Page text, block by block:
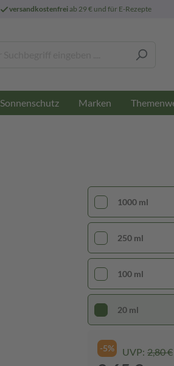
versandkostenfreiab 29 € und für E-Rezepte
Sonnenschutz Marken
1000 ml
250 ml
100 ml
20 ml
-5% UVP: 2,80 €